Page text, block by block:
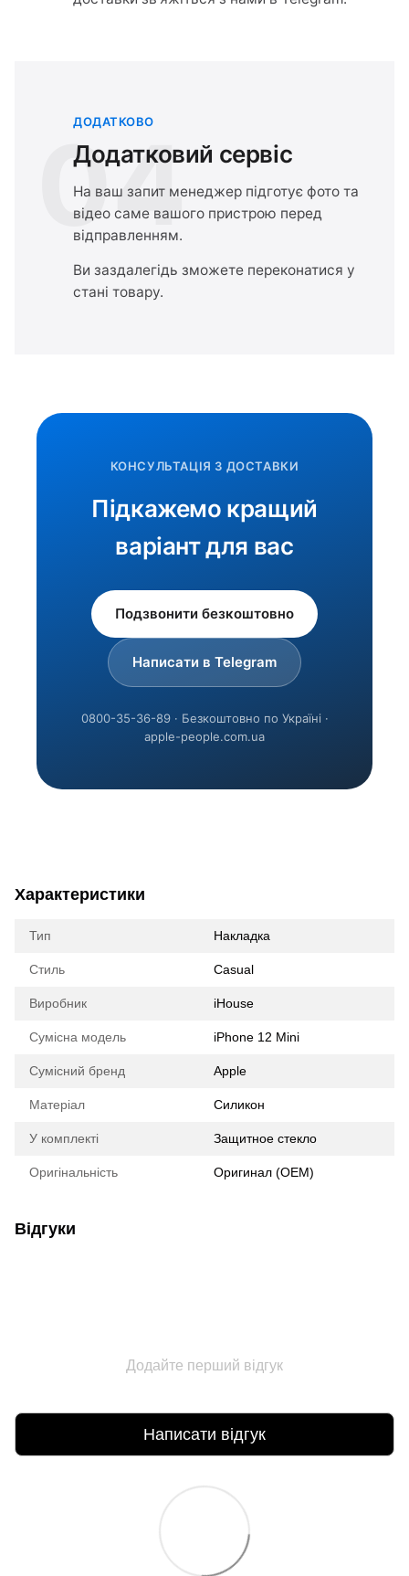
04
ДОДАТКОВО
Додатковий сервіс
На ваш запит менеджер підготує фото та
відео саме вашого пристрою перед
відправленням.
Ви заздалегідь зможете переконатися у
стані товару.
КОНСУЛЬТАЦІЯ З ДОСТАВКИ
Підкажемо кращий
варіант для вас
Подзвонити безкоштовно
Написати в Telegram
0800-35-36-89 · Безкоштовно по Україні ·
apple-people.com.ua
Характеристики
Тип Накладка
Стиль Casual
Виробник iHouse
Сумісна модель iPhone 12 Mini
Сумісний бренд Apple
Матеріал Силикон
У комплекті Защитное стекло
Оригінальність Оригинал (ОЕМ)
Відгуки
Додайте перший відгук
Написати відгук